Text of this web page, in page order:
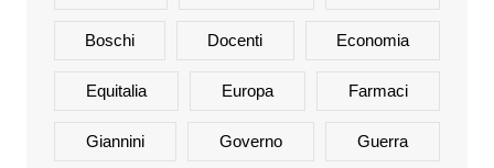
Boschi Docenti Economia
Equitalia Europa Farmaci
Giannini Governo Guerra